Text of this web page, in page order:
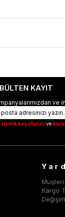
KAYIT
Üyelik koşullarınıve
Kargo